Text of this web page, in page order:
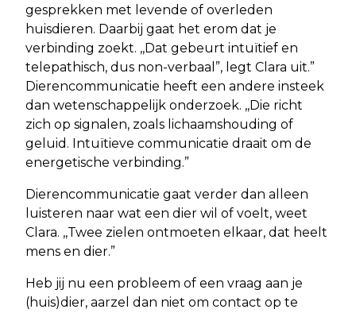
gesprekken met levende of overleden
huisdieren. Daarbij gaat het erom dat je
verbinding zoekt. ,,Dat gebeurt intuïtief en
telepathisch, dus non-verbaal”, legt Clara uit.”
Dierencommunicatie heeft een andere insteek
dan wetenschappelijk onderzoek. ,,Die richt
zich op signalen, zoals lichaamshouding of
geluid. Intuïtieve communicatie draait om de
energetische verbinding.”
Dierencommunicatie gaat verder dan alleen
luisteren naar wat een dier wil of voelt, weet
Clara. ,,Twee zielen ontmoeten elkaar, dat heelt
mens en dier.”
Heb jij nu een probleem of een vraag aan je
(huis)dier, aarzel dan niet om contact op te